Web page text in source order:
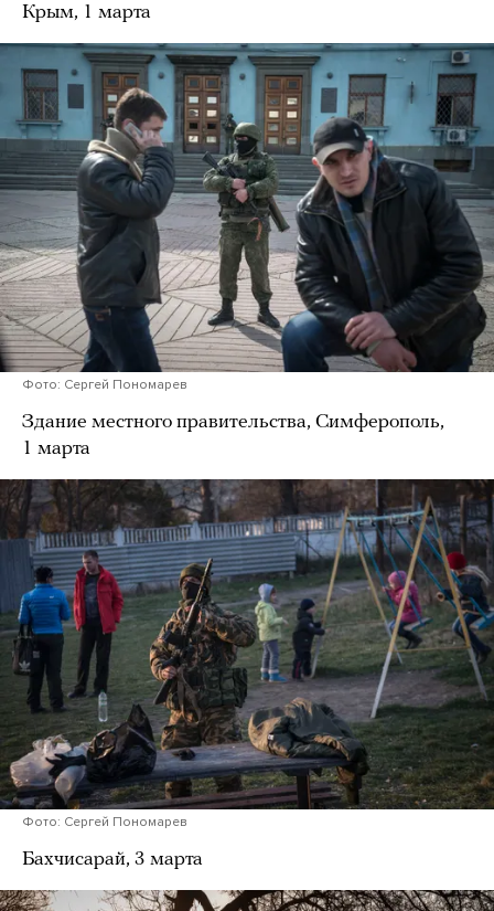
Крым, 1 марта
Фото: Сергей Пономарев
Здание местного правительства, Симферополь,
1 марта
Фото: Сергей Пономарев
Бахчисарай, 3 марта